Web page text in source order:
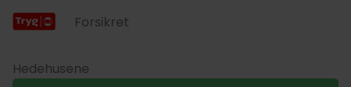
Forsikret
Hedehusene